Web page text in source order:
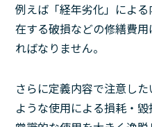
例えば「経年劣化」によ
在する破損などの修繕費
ればなりません。
さらに定義内容で注意し
ような使用による損耗・